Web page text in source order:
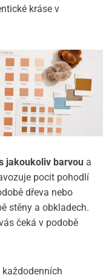
kráse v
jakoukoliv barvou a
pocit pohodlí
dřeva nebo
stěny a obkladech.
čeká v podobě